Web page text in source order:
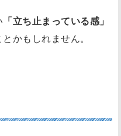
「立ち止まっている感」
かもしれません。